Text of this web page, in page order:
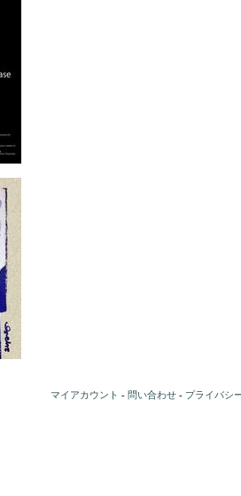
マイアカウント - 問い合わせ - プライバシ